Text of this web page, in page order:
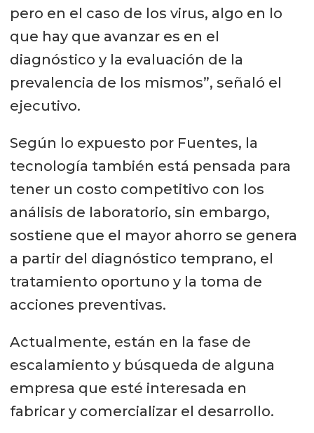
Rápido, resultados entre 30-120
minutos.
Versátil, puede ser utilizado en
análisis rápidos a partir de varios
tipos de muestra.
No requiere de personal calificado
para su manejo e interpretación
de resultados.
pero en el caso de los virus, algo en lo
que hay que avanzar es en el
diagnóstico y la evaluación de la
prevalencia de los mismos”, señaló el
ejecutivo.
Según lo expuesto por Fuentes, la
tecnología también está pensada para
tener un costo competitivo con los
análisis de laboratorio, sin embargo,
sostiene que el mayor ahorro se genera
a partir del diagnóstico temprano, el
tratamiento oportuno y la toma de
acciones preventivas.
Actualmente, están en la fase de
escalamiento y búsqueda de alguna
empresa que esté interesada en
fabricar y comercializar el desarrollo.